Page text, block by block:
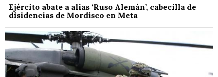
Ejército abate a alias ‘Ruso Alemán’, cabecilla de
disidencias de Mordisco en Meta